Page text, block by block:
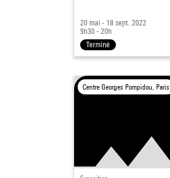
20 mai - 18 sept. 2022
9h30 - 20h
Terminé
Centre Georges Pompidou, Paris